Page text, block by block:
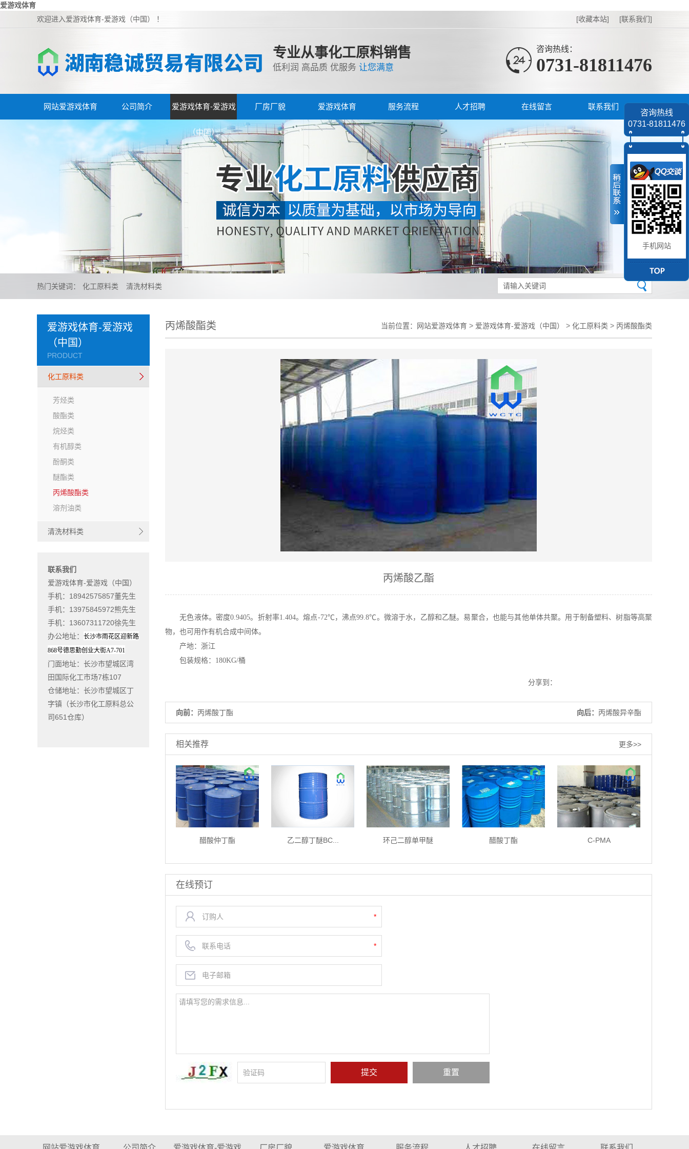
爱游戏体育
欢迎进入爱游戏体育-爱游戏（中国） ！
[收藏本站] [联系我们]
专业从事化工原料销售
低利润 高品质 优服务 让您满意
咨询热线：
0731-81811476
网站爱游戏体育 公司简介 爱游戏体育-爱游戏
（中国）
厂房厂貌 爱游戏体育 服务流程 人才招聘 在线留言 联系我们
热门关键词： 化工原料类 清洗材料类
爱游戏体育-爱游戏
（中国）
PRODUCT
化工原料类
芳烃类
酸酯类
烷烃类
有机醇类
酚酮类
醚酯类
丙烯酸酯类
溶剂油类
清洗材料类
联系我们
爱游戏体育-爱游戏（中国）
手机：18942575857董先生
手机：13975845972熊先生
手机：13607311720徐先生
办公地址： 长沙市雨花区迎新路
868号德思勤创业大街A7-701
门面地址：长沙市望城区湾
田国际化工市场7栋107
仓储地址：长沙市望城区丁
字镇（长沙市化工原料总公
司651仓库）
丙烯酸酯类 当前位置： 网站爱游戏体育 > 爱游戏体育-爱游戏（中国） > 化工原料类 > 丙烯酸酯类
丙烯酸乙酯
无色液体。密度0.9405。折射率1.404。熔点-72℃，沸点99.8℃。微溶于水，乙醇和乙醚。易聚合，也能与其他单体共聚。用于制备塑料、树脂等高聚
物，也可用作有机合成中间体。
产地：浙江
包装规格：180KG/桶
分享到：
向前： 丙烯酸丁酯 向后： 丙烯酸异辛酯
相关推荐 更多>>
醋酸仲丁酯 乙二醇丁醚BC... 环己二醇单甲醚 醋酸丁酯 C-PMA
在线预订
*
*
咨询热线
0731-81811476
手机网站